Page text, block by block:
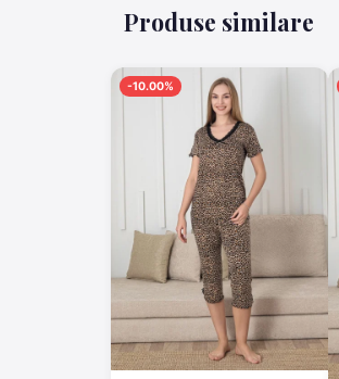
Produse similare
-10.00%